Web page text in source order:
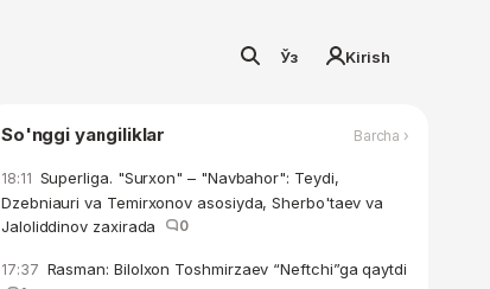
Ўз Kirish
So'nggi yangiliklar Barcha ›
18:11 Superliga. "Surxon" – "Navbahor": Teydi,
Dzebniauri va Temirxonov asosiyda, Sherbo'taev va
Jaloliddinov zaxirada
0
17:37 Rasman: Bilolxon Toshmirzaev “Neftchi”ga qaytdi